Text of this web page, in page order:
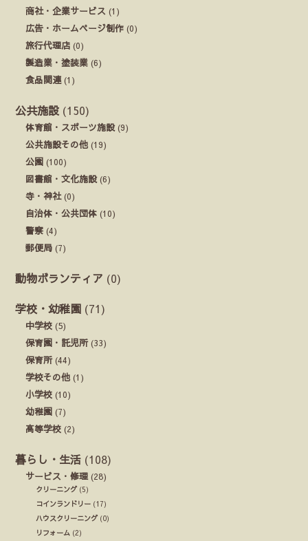
商社・企業サービス (1)
広告・ホームページ制作 (0)
旅行代理店 (0)
製造業・塗装業 (6)
食品関連 (1)
公共施設 (150)
体育館・スポーツ施設(9)
公共施設その他 (19)
公園 (100)
図書館・文化施設(6)
寺・神社(0)
自治体・公共団体 (10)
警察 (4)
郵便局 (7)
動物ボランティア (0)
学校・幼稚園 (71)
中学校 (5)
保育園・託児所(33)
保育所(44)
学校その他 (1)
小学校 (10)
幼稚園 (7)
高等学校 (2)
暮らし・生活 (108)
サービス・修理 (28)
クリーニング(5)
コインランドリー (17)
ハウスクリーニング(0)
リフォーム (2)